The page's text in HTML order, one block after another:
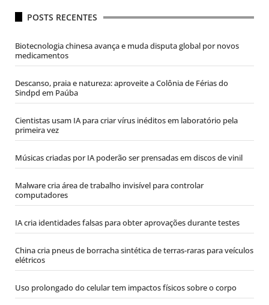
POSTS RECENTES
Biotecnologia chinesa avança e muda disputa global por novos
medicamentos
Descanso, praia e natureza: aproveite a Colônia de Férias do
Sindpd em Paúba
Cientistas usam IA para criar vírus inéditos em laboratório pela
primeira vez
Músicas criadas por IA poderão ser prensadas em discos de vinil
Malware cria área de trabalho invisível para controlar
computadores
IA cria identidades falsas para obter aprovações durante testes
China cria pneus de borracha sintética de terras-raras para veículos
elétricos
Uso prolongado do celular tem impactos físicos sobre o corpo